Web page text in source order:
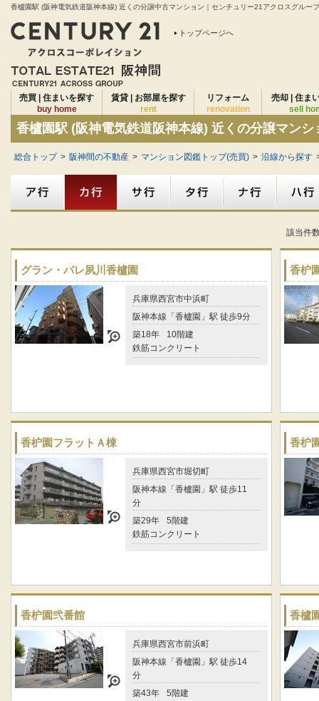
香櫨園駅 (阪神電気鉄道阪神本線) 近くの分譲中古マンション｜センチュリー21アクロスグルー
トップページへ
売買 | 住まいを探す
buy home
賃貸 | お部屋を探す
rent
リフォーム
renovation
売却 | 住ま
sell
香櫨園駅 (阪神電気鉄道阪神本線) 近くの分譲マンシ
総合トップ > 阪神間の不動産 > マンション図鑑トップ(売買) > 沿線から探す
該当件
グラン・パレ夙川香櫨園
兵庫県西宮市中浜町
阪神本線「香櫨園」駅 徒歩9分
築18年
10階建
鉄筋コンクリート
香枦
香枦園フラットＡ棟
兵庫県西宮市堀切町
阪神本線「香櫨園」駅 徒歩11
分
築29年
5階建
鉄筋コンクリート
香枦
香枦園弐番館
兵庫県西宮市前浜町
阪神本線「香櫨園」駅 徒歩14
分
築43年
5階建
香櫨